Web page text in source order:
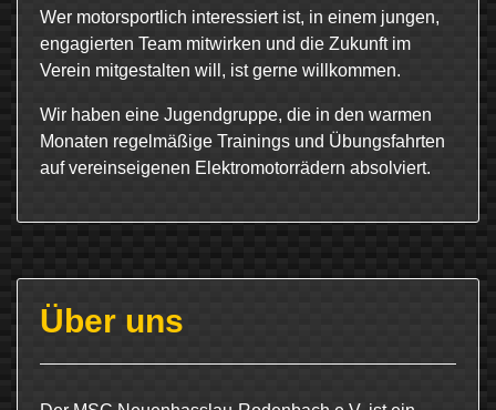
Wer motorsportlich interessiert ist, in einem jungen,
engagierten Team mitwirken und die Zukunft im
Verein mitgestalten will, ist gerne willkommen.
Wir haben eine Jugendgruppe, die in den warmen
Monaten regelmäßige Trainings und Übungsfahrten
auf vereinseigenen Elektromotorrädern absolviert.
Über uns